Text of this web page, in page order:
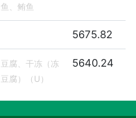
鱼、鲔鱼
5675.82
豆腐、干冻（冻
豆腐）（U）
5640.24